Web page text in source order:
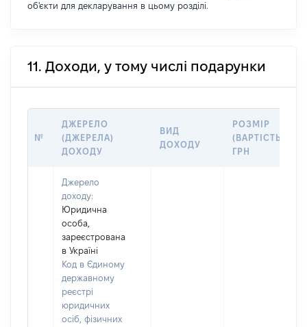
об'єкти для декларування в цьому розділі.
11. Доходи, у тому числі подарунки
№
ДЖЕРЕЛО
(ДЖЕРЕЛА)
ДОХОДУ
ВИД
ДОХОДУ
РОЗМІР
(ВАРТІСТЬ),
ГРН
Джерело
доходу:
Юридична
особа,
зареєстрована
в Україні
Код в Єдиному
державному
реєстрі
юридичних
осіб, фізичних